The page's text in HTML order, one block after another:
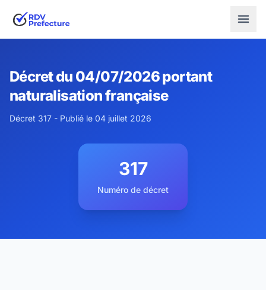
Décret du 04/07/2026 portant
naturalisation française
Décret 317 - Publié le 04 juillet 2026
317
Numéro de décret